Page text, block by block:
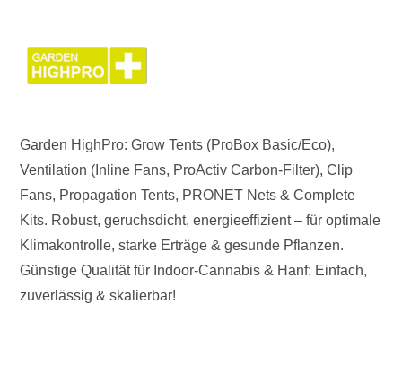
Garden HighPro: Grow Tents (ProBox Basic/Eco),
Ventilation (Inline Fans, ProActiv Carbon-Filter), Clip
Fans, Propagation Tents, PRONET Nets & Complete
Kits. Robust, geruchsdicht, energieeffizient – für optimale
Klimakontrolle, starke Erträge & gesunde Pflanzen.
Günstige Qualität für Indoor-Cannabis & Hanf: Einfach,
zuverlässig & skalierbar!